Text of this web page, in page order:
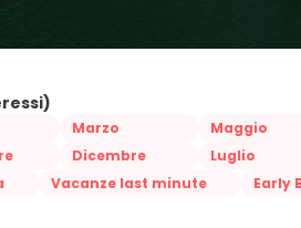
Marzo Maggio
Dicembre Luglio
Vacanze last minute Early